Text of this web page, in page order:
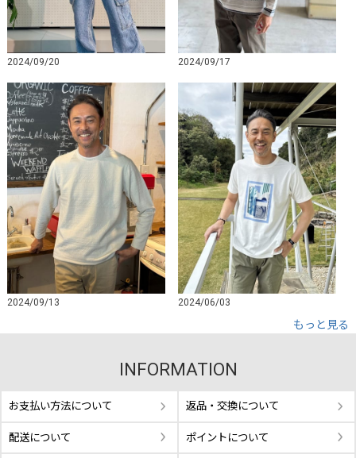
2024/09/20 2024/09/17
2024/09/13 2024/06/03
もっと見る
INFORMATION
お支払い方法について 返品・交換について
配送について ポイントについて